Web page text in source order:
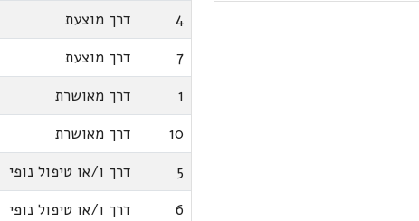
4
דרך מוצעת
7
דרך מוצעת
1
דרך מאושרת
10
דרך מאושרת
5
דרך ו/או טיפול נופי
6
דרך ו/או טיפול נופי